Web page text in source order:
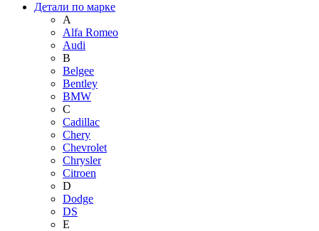
Детали по марке
A
Alfa Romeo
Audi
B
Belgee
Bentley
BMW
C
Cadillac
Chery
Chevrolet
Chrysler
Citroen
D
Dodge
DS
E